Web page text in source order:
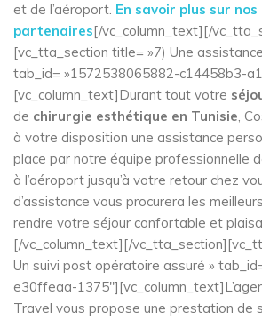
et de l’aéroport. En savoir plus sur
partenaires[/vc_column_text][/
[vc_tta_section title= »7) Une
tab_id= »1572538065882-c14458b3-
[vc_column_text]Durant tout votre
de chirurgie esthétique en Tunisie,
à votre disposition une assistance
place par notre équipe professionnelle
à l’aéroport jusqu’à votre retour chez
d’assistance vous procurera les
rendre votre séjour confortable et
[/vc_column_text][/
Un suivi post opératoire assuré »
e30ffeaa-
Travel vous propose une prestation de